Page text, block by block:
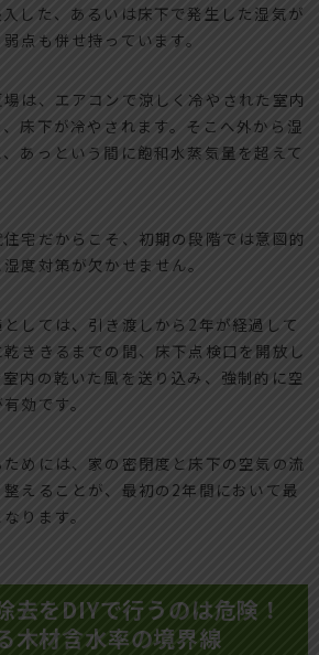
した、あるいは床下で発生した湿気が
点も併せ持っています。
は、エアコンで涼しく冷やされた室内
床下が冷やされます。そこへ外から湿
あっという間に飽和水蒸気量を超えて
宅だからこそ、初期の段階では意図的
度対策が欠かせません。
しては、引き渡しから2年が経過して
ききるまでの間、床下点検口を開放し
内の乾いた風を送り込み、強制的に空
効です。
めには、家の密閉度と床下の空気の流
えることが、最初の2年間において最
ります。
去をDIYで行うのは危険！
木材含水率の境界線